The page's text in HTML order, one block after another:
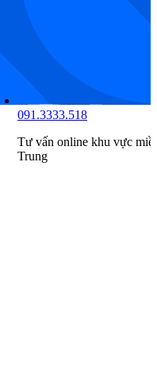
091.3333.518
Tư vấn online khu vực
Trung